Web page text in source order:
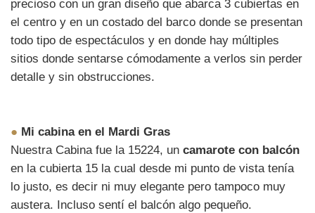
precioso con un gran diseño que abarca 3 cubiertas en
el centro y en un costado del barco donde se presentan
todo tipo de espectáculos y en donde hay múltiples
sitios donde sentarse cómodamente a verlos sin perder
detalle y sin obstrucciones.
● Mi cabina en el Mardi Gras
Nuestra Cabina fue la 15224, un camarote con balcón
en la cubierta 15 la cual desde mi punto de vista tenía
lo justo, es decir ni muy elegante pero tampoco muy
austera. Incluso sentí el balcón algo pequeño.